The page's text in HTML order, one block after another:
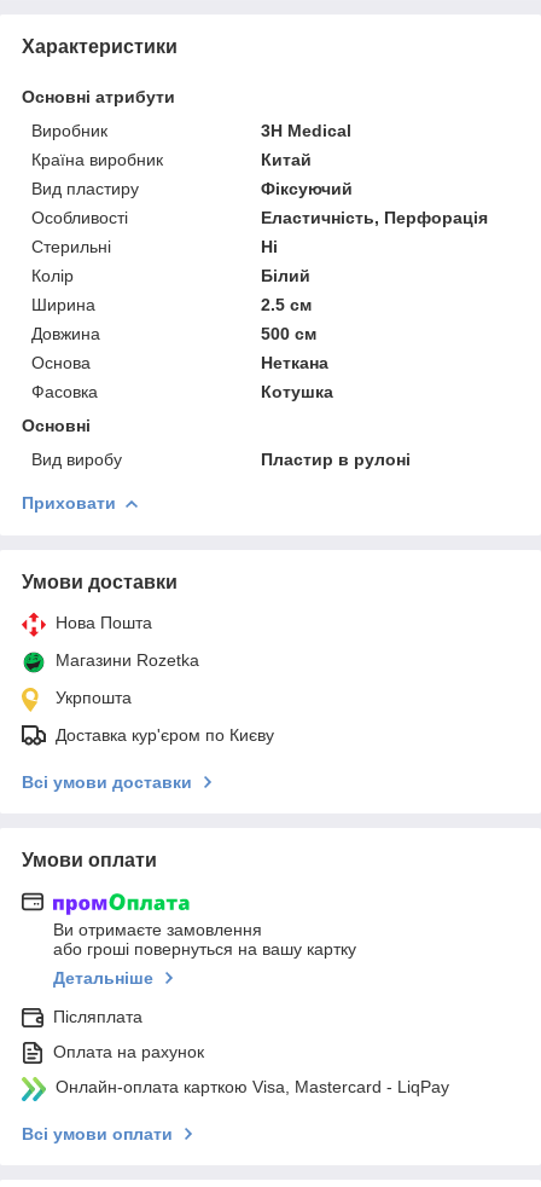
Характеристики
Основні атрибути
Виробник
3H Medical
Країна виробник
Китай
Вид пластиру
Фіксуючий
Особливості
Еластичність, Перфорація
Стерильні
Ні
Колір
Білий
Ширина
2.5 см
Довжина
500 см
Основа
Неткана
Фасовка
Котушка
Основні
Вид виробу
Пластир в рулоні
Приховати
Умови доставки
Нова Пошта
Магазини Rozetka
Укрпошта
Доставка кур'єром по Києву
Всі умови доставки
Умови оплати
Ви отримаєте замовлення
або гроші повернуться на вашу картку
Детальніше
Післяплата
Оплата на рахунок
Онлайн-оплата карткою Visa, Mastercard - LiqPay
Всі умови оплати